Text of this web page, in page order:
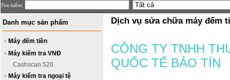
Tìm kiếm:
Danh mục sản phẩm
Máy đếm tiền
Máy kiểm tra VNĐ
Cashscan 520
Máy kiểm tra ngoại tệ
Dịch vụ sửa chữa máy đếm
CÔNG TY TNHH
QUỐC TẾ BẢO TÍN